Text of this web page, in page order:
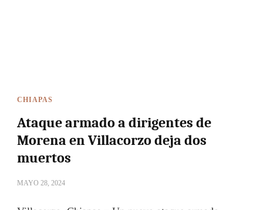
CHIAPAS
Ataque armado a dirigentes de
Morena en Villacorzo deja dos
muertos
MAYO 28, 2024